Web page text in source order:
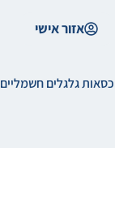
אזור אישי
כסאות גלגלים חשמליים